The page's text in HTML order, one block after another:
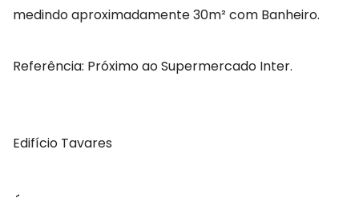
medindo aproximadamente 30m² com Banheiro.
Referência: Próximo ao Supermercado Inter.
Edifício Tavares